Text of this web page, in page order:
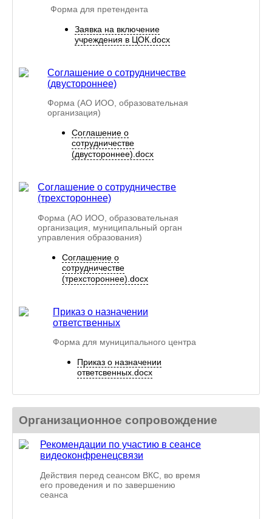
Форма для претендента
Заявка на включение
учреждения в ЦОК.docx
Соглашение о сотрудничестве
(двустороннее)
Форма (АО ИОО, образовательная
организация)
Соглашение о
сотрудничестве
(двустороннее).docx
Соглашение о сотрудничестве
(трехстороннее)
Форма (АО ИОО, образовательная
организация, муниципальный орган
управления образования)
Соглашение о
сотрудничестве
(трехстороннее).docx
Приказ о назначении
ответственных
Форма для муниципального центра
Приказ о назначении
ответсвенных.docx
Организационное сопровождение
Рекомендации по участию в сеансе
видеоконфренецсвязи
Действия перед сеансом ВКС, во время
его проведения и по завершению
сеанса